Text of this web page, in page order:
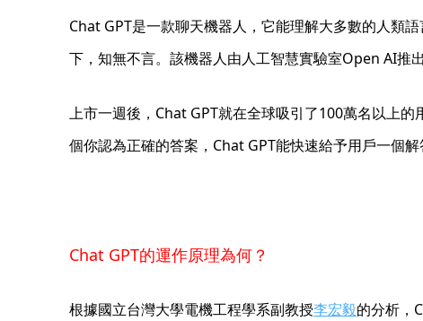
Chat GPT是一款聊天機器人，它能理解大多數的人類
下，知無不言。該機器人由人工智慧實驗室Open AI推
上市一週後，Chat GPT就在全球吸引了100萬名以上
個你認為正確的答案，Chat GPT能快速給予用戶一個
Chat GPT的運作原理為何？
根據國立台灣大學電機工程學系副教授李宏毅的分析，